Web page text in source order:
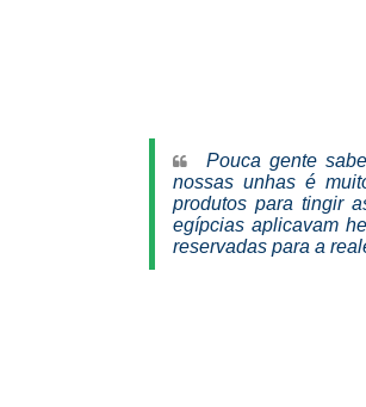
Pouca gente
nossas unhas é
produtos para tingir
egípcias aplicavam
reservadas para a